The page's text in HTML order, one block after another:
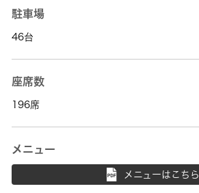
駐車場
46台
座席数
196席
メニュー
メニューはこちら